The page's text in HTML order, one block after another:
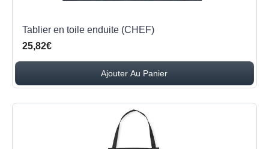
Tablier en toile enduite (CHEF)
25,82€
Ajouter Au Panier